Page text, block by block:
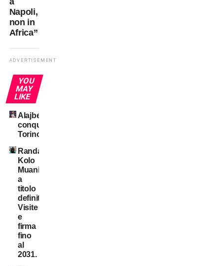
Napoli,
non in
Africa”
ADVERTISEMENT
YOU
MAY
LIKE
Alajbegovic
conquista
Torino
Randal
Kolo
Muani:
a
titolo
definitivo!
Visite
e
firma
fino
al
2031.